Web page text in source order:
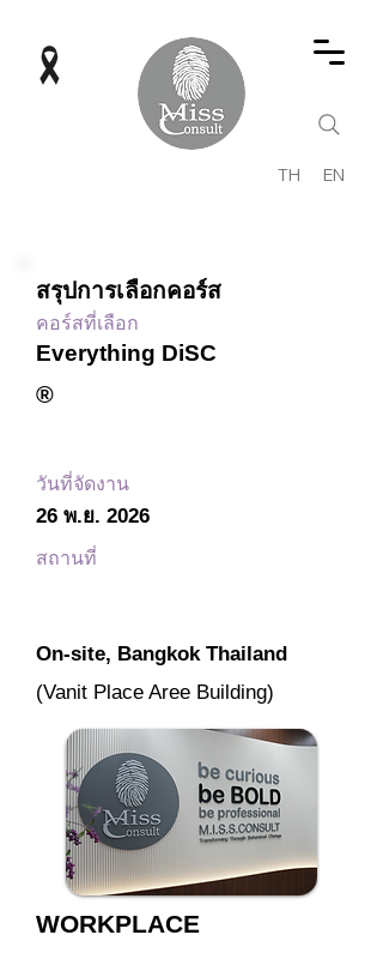
TH EN
สรุปการเลือกคอร์ส
คอร์สที่เลือก
Everything DiSC
®
วันที่จัดงาน
26 พ.ย. 2026
สถานที่
On-site, Bangkok Thailand
(Vanit Place Aree Building)
WORKPLACE